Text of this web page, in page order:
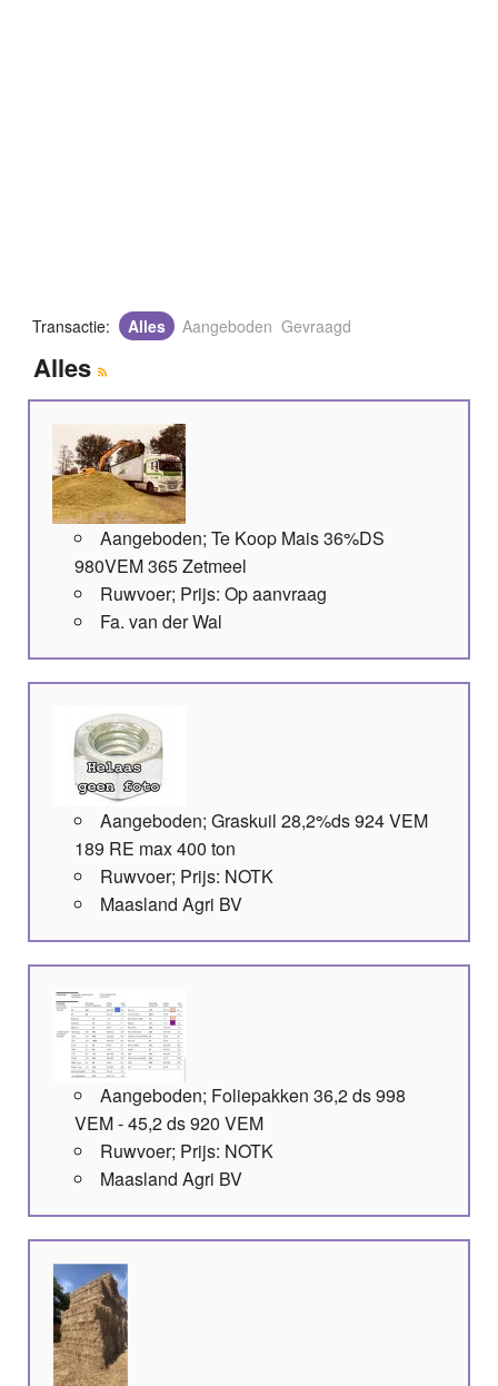
Transactie: Alles Aangeboden Gevraagd
Alles
Aangeboden; Te Koop Mais 36%DS
980VEM 365 Zetmeel
Ruwvoer; Prijs: Op aanvraag
Fa. van der Wal
Aangeboden; Graskuil 28,2%ds 924 VEM
189 RE max 400 ton
Ruwvoer; Prijs: NOTK
Maasland Agri BV
Aangeboden; Foliepakken 36,2 ds 998
VEM - 45,2 ds 920 VEM
Ruwvoer; Prijs: NOTK
Maasland Agri BV